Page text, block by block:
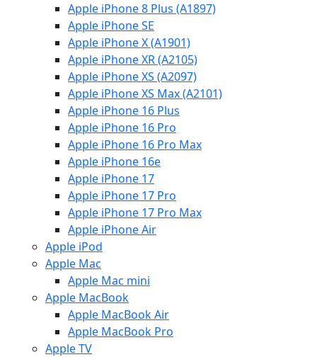
Apple iPhone 8 Plus (A1897)
Apple iPhone SE
Apple iPhone X (A1901)
Apple iPhone XR (A2105)
Apple iPhone XS (A2097)
Apple iPhone XS Max (A2101)
Apple iPhone 16 Plus
Apple iPhone 16 Pro
Apple iPhone 16 Pro Max
Apple iPhone 16e
Apple iPhone 17
Apple iPhone 17 Pro
Apple iPhone 17 Pro Max
Apple iPhone Air
Apple iPod
Apple Mac
Apple Mac mini
Apple MacBook
Apple MacBook Air
Apple MacBook Pro
Apple TV